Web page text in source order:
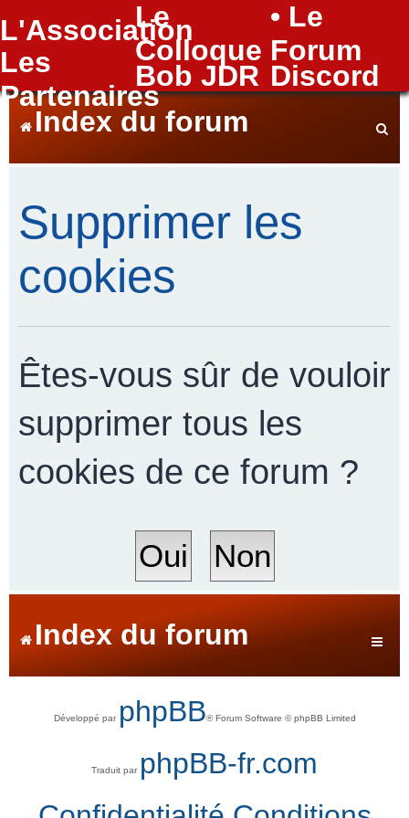
L'Association
Le
Colloque
• Le
Forum
Les
Partenaires
Bob JDR Discord
FAQ
Index du forum
h
h
e
Supprimer les
cookies
Êtes-vous sûr de vouloir
supprimer tous les
cookies de ce forum ?
Index du forum
Développé par phpBB® Forum Software © phpBB Limited
Traduit par phpBB-fr.com